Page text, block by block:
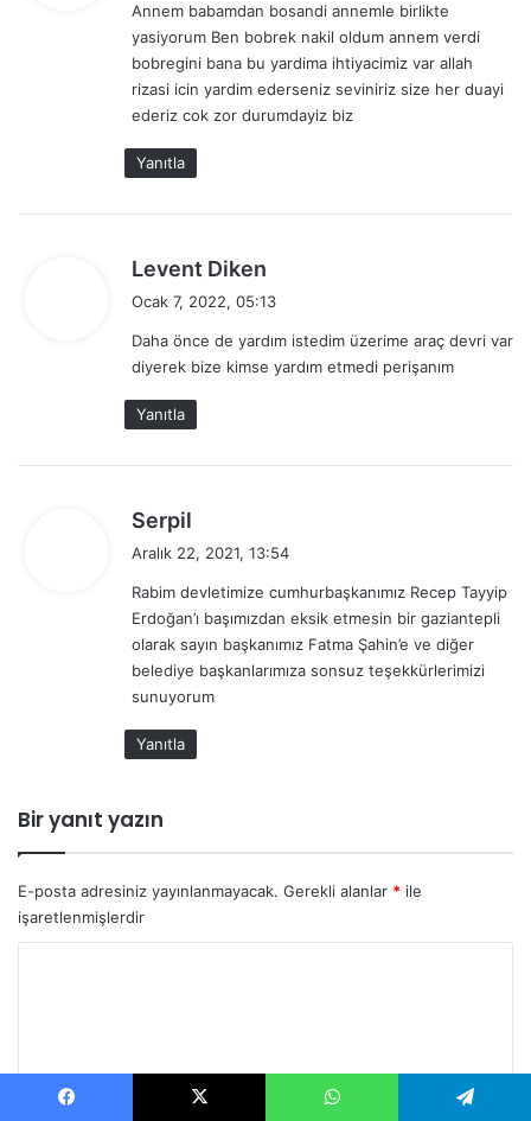
i
k
i
:
Annem babamdan bosandi annemle birlikte
yasiyorum Ben bobrek nakil oldum annem verdi
bobregini bana bu yardima ihtiyacimiz var allah
rizasi icin yardim ederseniz seviniriz size her duayi
ederiz cok zor durumdayiz biz
Yanıtla
Levent Diken
i
k
Ocak 7, 2022, 05:13
Daha önce de yardım istedim üzerime araç devri var
diyerek bize kimse yardım etmedi perişanım
Yanıtla
Serpil
i
k
i
:
Aralık 22, 2021, 13:54
Rabim devletimize cumhurbaşkanımız Recep Tayyip
Erdoğan’ı başımızdan eksik etmesin bir gaziantepli
olarak sayın başkanımız Fatma Şahin’e ve diğer
belediye başkanlarımıza sonsuz teşekkürlerimizi
sunuyorum
Yanıtla
Bir yanıt yazın
E-posta adresiniz yayınlanmayacak. Gerekli alanlar * ile
işaretlenmişlerdir